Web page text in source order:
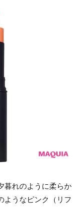
暮れのように柔らか
ようなピンク（リフ